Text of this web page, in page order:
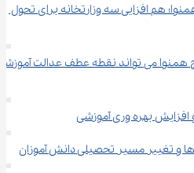
تفاهم ‌نامه طرح همنوا؛ هم‌ افزایی سه وزارتخانه برای تحول
آیا تفاهم ‌نامه طرح همنوا می‌ تواند نقطه عطف عدالت